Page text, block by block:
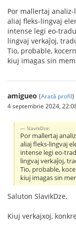
Por mallertaj
aliaj fleks-lingvaj
intense legi eo-
lingvaj verkaĵoj,
Tio, probable,
kiuj imagas sin
amigueo (Arată profil)
4 septembrie 2024,
SlavikDze:
Por mallertaj
aliaj fleks-lingvaj
intense legi eo-
lingvaj verkaĵoj,
Tio, probable,
kiuj imagas sin
Saluton SlavikDze,
Kiuj verkajxoj,